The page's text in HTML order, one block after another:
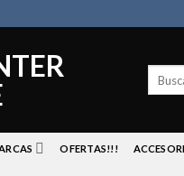
OFERTAS!!!